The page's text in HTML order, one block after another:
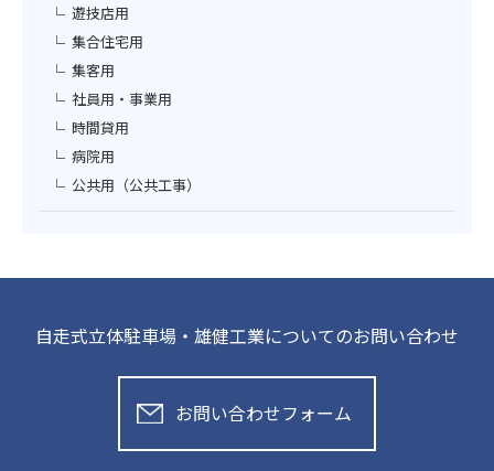
遊技店用
集合住宅用
集客用
社員用・事業用
時間貸用
病院用
公共用（公共工事）
自走式立体駐車場・雄健工業についてのお問い合わせ
お問い合わせフォーム